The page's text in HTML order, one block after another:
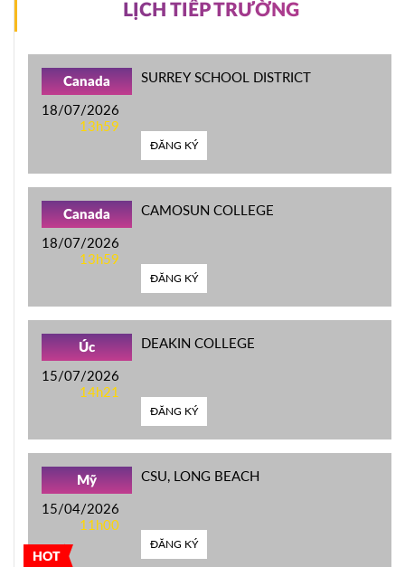
LỊCH TIẾP TRƯỜNG
Canada
18/07/2026
13h59
SURREY SCHOOL DISTRICT
ĐĂNG KÝ
Canada
18/07/2026
13h59
CAMOSUN COLLEGE
ĐĂNG KÝ
Úc
15/07/2026
14h21
DEAKIN COLLEGE
ĐĂNG KÝ
HOT
Mỹ
15/04/2026
11h00
CSU, LONG BEACH
ĐĂNG KÝ